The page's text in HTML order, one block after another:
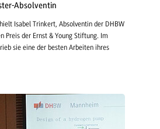
Absolventin
Isabel Trinkert, Absolventin der DHBW
Preis der Ernst & Young Stiftung. Im
sie eine der besten Arbeiten ihres